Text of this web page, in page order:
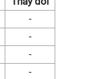
-
-
-
-